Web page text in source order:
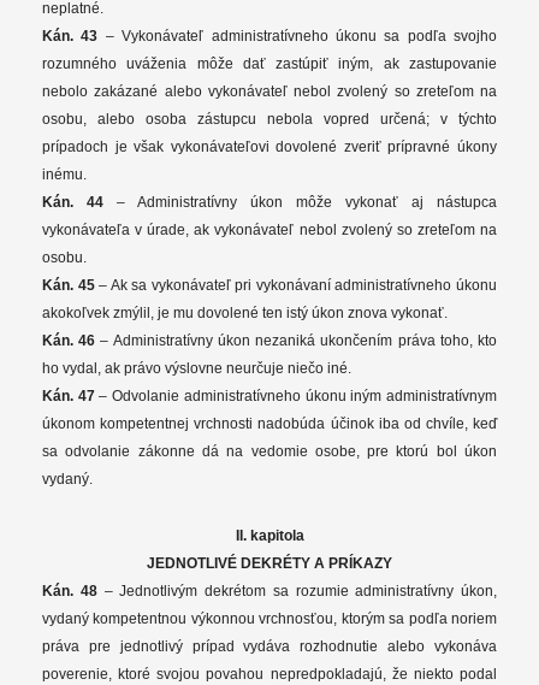
neplatné.
Kán. 43 – Vykonávateľ administratívneho úkonu sa podľa svojho
rozumného uváženia môže dať zastúpiť iným, ak zastupovanie
nebolo zakázané alebo vykonávateľ nebol zvolený so zreteľom na
osobu, alebo osoba zástupcu nebola vopred určená; v týchto
prípadoch je však vykonávateľovi dovolené zveriť prípravné úkony
inému.
Kán. 44 – Administratívny úkon môže vykonať aj nástupca
vykonávateľa v úrade, ak vykonávateľ nebol zvolený so zreteľom na
osobu.
Kán. 45– Ak sa vykonávateľ pri vykonávaní administratívneho úkonu
akokoľvek zmýlil, je mu dovolené ten istý úkon znova vykonať.
Kán. 46 – Administratívny úkon nezaniká ukončením práva toho, kto
ho vydal, ak právo výslovne neurčuje niečo iné.
Kán. 47– Odvolanie administratívneho úkonu iným administratívnym
úkonom kompetentnej vrchnosti nadobúda účinok iba od chvíle, keď
sa odvolanie zákonne dá na vedomie osobe, pre ktorú bol úkon
vydaný.
II. kapitola
JEDNOTLIVÉ DEKRÉTY A PRÍKAZY
Kán. 48– Jednotlivým dekrétom sa rozumie administratívny úkon,
vydaný kompetentnou výkonnou vrchnosťou, ktorým sa podľa noriem
práva pre jednotlivý prípad vydáva rozhodnutie alebo vykonáva
poverenie, ktoré svojou povahou nepredpokladajú, že niekto podal